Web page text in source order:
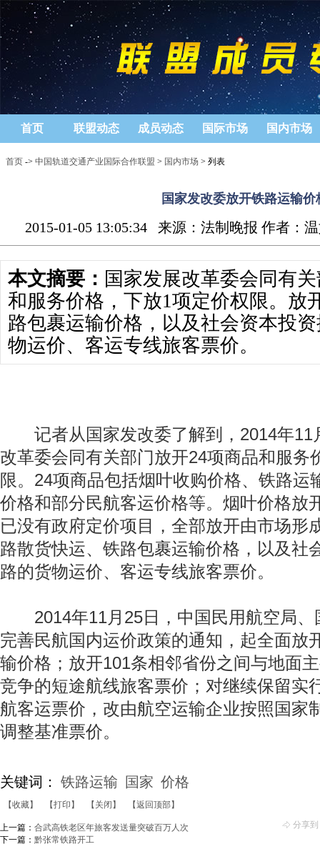
首页 联盟动态 成员动态 国际市场 国内市场
首页 -> 中国轨道交通产业国际合作联盟 > 国内市场 > 列表
国家发改委放开铁路运输价
2015-01-05 13:05:34 来源：法制晚报 作者：
本文摘要： 国家发展改革委会同有
和服务价格，下放1项定价权限。放
路包裹运输价格，以及社会资本投
物运价、客运专线旅客票价。
记者从国家发改委了解到，2014年11
改革委会同有关部门放开24项商品和服务
限。24项商品包括烟叶收购价格、铁路运
价格和部分民航客运价格等。烟叶价格放
已没有政府定价项目，全部放开由市场形
路散货快运、铁路包裹运输价格，以及社
路的货物运价、客运专线旅客票价。
2014年11月25日，中国民用航空局、
完善民航国内运价政策的通知，起全面放
输价格；放开101条相邻省份之间与地面
竞争的短途航线旅客票价；对继续保留实
航客运票价，改由航空运输企业按照国家
调整基准票价。
关键词： 铁路运输 国家 价格
【收藏】 【打印】 【关闭】
【返回顶部】
分享到
上一篇： 合武高铁老区年旅客发送量突破百万人次
下一篇： 黔张常铁路开工